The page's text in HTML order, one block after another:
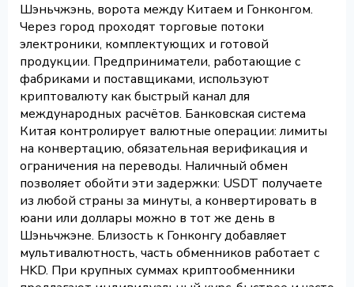
Шэньчжэнь, ворота между Китаем и Гонконгом.
Через город проходят торговые потоки
электроники, комплектующих и готовой
продукции. Предприниматели, работающие с
фабриками и поставщиками, используют
криптовалюту как быстрый канал для
международных расчётов. Банковская система
Китая контролирует валютные операции: лимиты
на конвертацию, обязательная верификация и
ограничения на переводы. Наличный обмен
позволяет обойти эти задержки: USDT получаете
из любой страны за минуты, а конвертировать в
юани или доллары можно в тот же день в
Шэньчжэне. Близость к Гонконгу добавляет
мультивалютность, часть обменников работает с
HKD. При крупных суммах криптообменники